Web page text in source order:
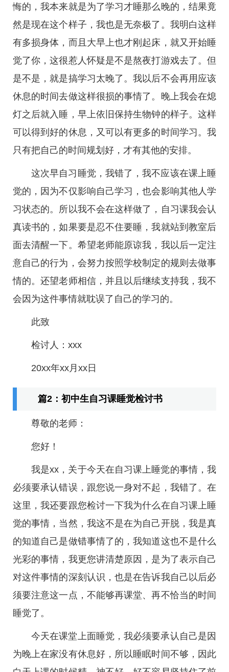
悔的，我本来就是为了学习才睡那么晚的，结果竟
然是现在这个样子，我也是无奈极了。我明白这样
有多损身体，而且大早上也才刚起床，就又开始睡
觉了你，这很惹人怀疑是不是熬夜打游戏去了。但
是不是，就是搞学习太晚了。我以后不会再用应该
休息的时间去做这样很损的事情了。晚上我会在熄
灯之后就入睡，早上依旧保持生物钟的样子。这样
可以得到好的休息，又可以有更多的时间学习。我
只有把自己的时间规划好，才有其他的安排。
这次早自习睡觉，我错了，我不应该在课上睡
觉的，因为不仅影响自己学习，也会影响其他人学
习状态的。所以我不会在这样做了，自习课我会认
真读书的，如果要是忍不住要睡，我就站到教室后
面去清醒一下。希望老师能原谅我，我以后一定注
意自己的行为，会努力按照学校制定的规则去做事
情的。还望老师相信，并且以后继续支持我，我不
会因为这件事情就耽误了自己的学习的。
此致
检讨人：xxx
20xx年xx月xx日
篇2：初中生自习课睡觉检讨书
尊敬的老师：
您好！
我是xx，关于今天在自习课上睡觉的事情，我
必须要承认错误，跟您说一身对不起，我错了。在
这里，我还要跟您检讨一下我为什么在自习课上睡
觉的事情，当然，我这不是在为自己开脱，我是真
的知道自己是做错事情了的，我知道这也不是什么
光彩的事情，我更您讲清楚原因，是为了表示自己
对这件事情的深刻认识，也是在告诉我自己以后必
须要注意这一点，不能够再课堂、再不恰当的时间
睡觉了。
今天在课堂上面睡觉，我必须要承认自己是因
为晚上在家没有休息好，所以睡眠时间不够，因此